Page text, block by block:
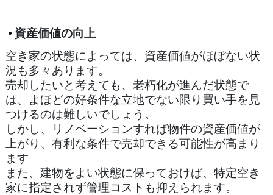
資産価値の向上
空き家の状態によっては、資産価値がほぼない状
況も多々あります。
売却したいと考えても、老朽化が進んだ状態で
は、よほどの好条件な立地でない限り買い手を見
つけるのは難しいでしょう。
しかし、リノベーションすれば物件の資産価値が
上がり、有利な条件で売却できる可能性が高まり
ます。
また、建物をよい状態に保っておけば、特定空き
家に指定されず管理コストも抑えられます。